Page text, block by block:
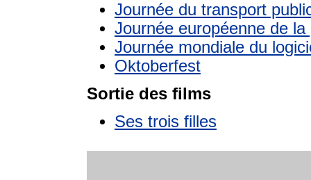
Journée du transport
Journée européenne de la
Journée mondiale du
Oktoberfest
Sortie des films
Ses trois filles